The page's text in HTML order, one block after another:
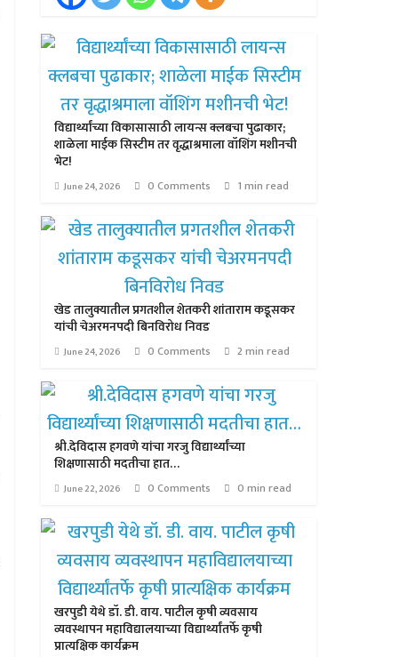
विद्यार्थ्यांच्या विकासासाठी लायन्स क्लबचा पुढाकार;
शाळेला माईक सिस्टीम तर वृद्धाश्रमाला वॉशिंग मशीनची
भेट!
June 24, 2026 0 Comments 1 min read
खेड तालुक्यातील प्रगतशील शेतकरी शांताराम कडूसकर
यांची चेअरमनपदी बिनविरोध निवड
June 24, 2026 0 Comments 2 min read
श्री.देविदास हगवणे यांचा गरजु विद्यार्थ्यांच्या
शिक्षणासाठी मदतीचा हात…
June 22, 2026 0 Comments 0 min read
खरपुडी येथे डॉ. डी. वाय. पाटील कृषी व्यवसाय
व्यवस्थापन महाविद्यालयाच्या विद्यार्थ्यांतर्फे कृषी
प्रात्यक्षिक कार्यक्रम